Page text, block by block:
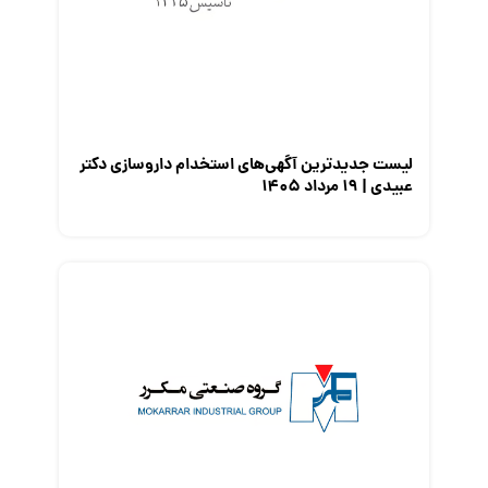
لیست جدیدترین آگهی‌های استخدام داروسازی دکتر
عبیدی | ۱۹ مرداد ۱۴۰۵